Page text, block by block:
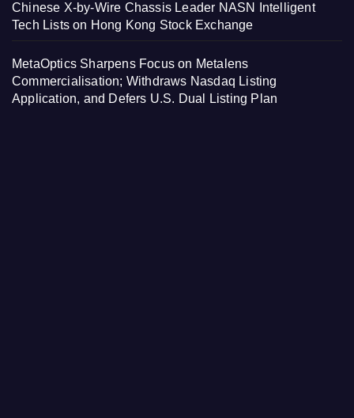
Chinese X-by-Wire Chassis Leader NASN Intelligent
Tech Lists on Hong Kong Stock Exchange
MetaOptics Sharpens Focus on Metalens
Commercialisation; Withdraws Nasdaq Listing
Application, and Defers U.S. Dual Listing Plan